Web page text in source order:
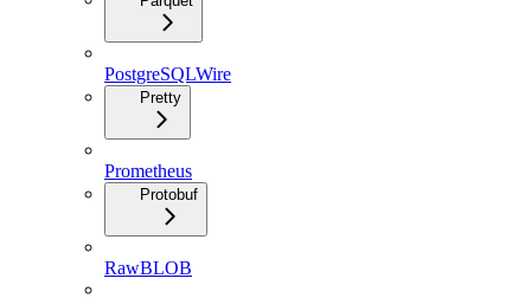
PostgreSQLWire
Pretty
Prometheus
Protobuf
RawBLOB